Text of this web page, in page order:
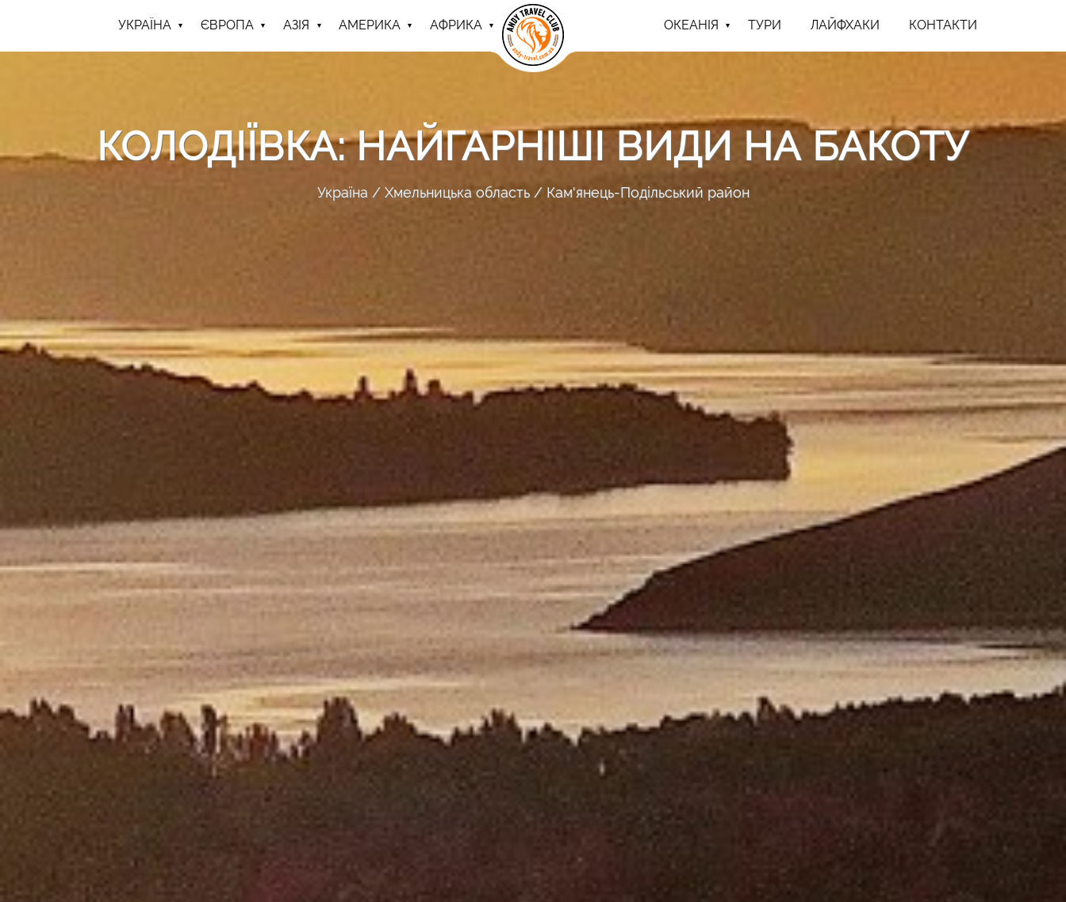
УКРАЇНА ЄВРОПА АЗІЯ АМЕРИКА АФРИКА ОКЕАНІЯ ТУРИ ЛАЙФХАКИ КОНТАКТИ
КОЛОДІЇВКА: НАЙГАРНІШІ ВИДИ НА БАКОТУ
Україна Хмельницька область Кам'янець-Подільський район